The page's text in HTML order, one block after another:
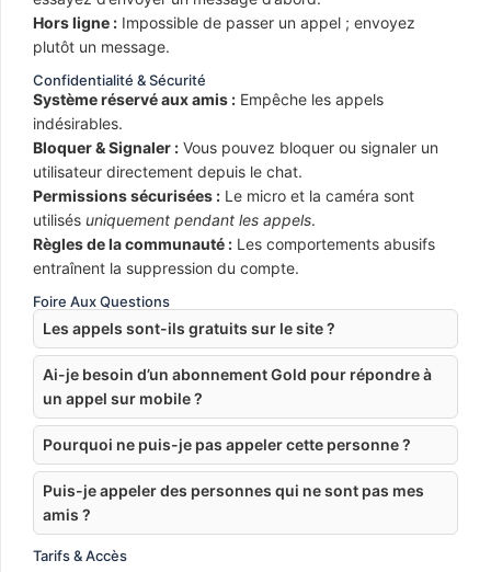
Hors ligne : Impossible de passer un appel ; envoyez
plutôt un message.
Confidentialité & Sécurité
Système réservé aux amis : Empêche les appels
indésirables.
Bloquer & Signaler : Vous pouvez bloquer ou signaler un
utilisateur directement depuis le chat.
Permissions sécurisées : Le micro et la caméra sont
utilisés uniquement pendant les appels.
Règles de la communauté : Les comportements abusifs
entraînent la suppression du compte.
Foire Aux Questions
Les appels sont-ils gratuits sur le site ?
Ai-je besoin d’un abonnement Gold pour répondre à
un appel sur mobile ?
Pourquoi ne puis-je pas appeler cette personne ?
Puis-je appeler des personnes qui ne sont pas mes
amis ?
Tarifs & Accès